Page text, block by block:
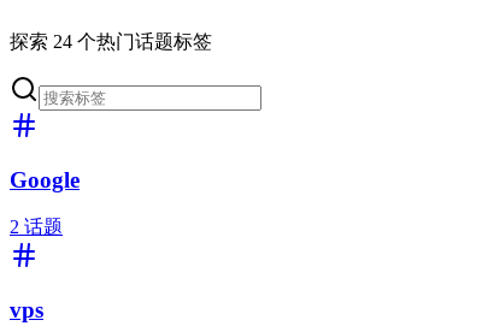
探索 24 个热门话题标签
Google
2 话题
vps